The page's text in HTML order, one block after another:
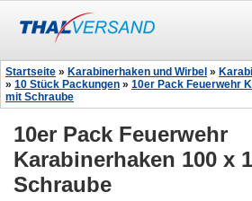
Startseite » Karabinerhaken und Wirbel »
» 10 Stück Packungen » 10er Pack Feuerwehr
mit Schraube
10er Pack Feuerwehr
Karabinerhaken 100 x
Schraube